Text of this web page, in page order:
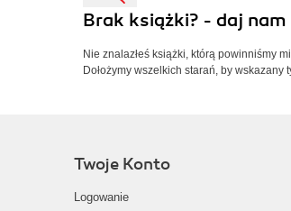
Brak książki? - daj nam
Nie znalazłeś książki, którą powinniśmy
Dołożymy wszelkich starań, by wskazany
Twoje Konto
Logowanie